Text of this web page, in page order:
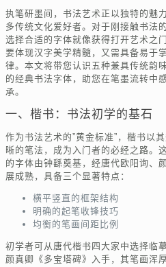
执笔研墨间，书法艺术正以独特的魅
多传统文化爱好者。对于刚接触书法
选择合适的字体就像获得打开艺术
要体现汉字美学精髓，又需具备易于
律。本文将带您认识五种兼具传统韵
的经典书法字体，助您在笔墨流转中
承。
一、楷书：书法初学的基石
作为书法艺术的”黄金标准”，楷书以
晰的笔法，成为入门者的必经之路。
的字体由钟繇奠基，经唐代欧阳询、
展成熟，具备三个显著特点：
横平竖直的框架结构
明确的起笔收锋技巧
均衡的笔画间距比例
初学者可从唐代楷书四大家中选择临
颜真卿《多宝塔碑》入手，其笔画浑